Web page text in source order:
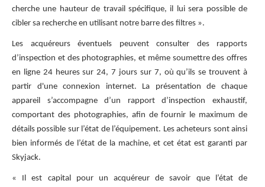
cherche une hauteur de travail spécifique, il lui sera possible de
cibler sa recherche en utilisant notre barre des filtres ».
Les acquéreurs éventuels peuvent consulter des rapports
d’inspection et des photographies, et même soumettre des offres
en ligne 24 heures sur 24, 7 jours sur 7, où qu’ils se trouvent à
partir d'une connexion internet. La présentation de chaque
appareil s’accompagne d’un rapport d’inspection exhaustif,
comportant des photographies, afin de fournir le maximum de
détails possible sur l’état de l’équipement. Les acheteurs sont ainsi
bien informés de l’état de la machine, et cet état est garanti par
Skyjack.
« Il est capital pour un acquéreur de savoir que l’état de